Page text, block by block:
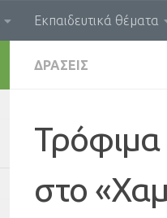
Εκπαιδευτικά θέματα
ΔΡΆΣΕΙΣ
Τρόφιμα
στο